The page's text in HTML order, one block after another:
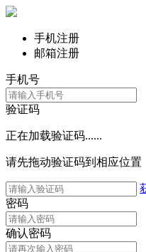
手机注册
邮箱注册
手机号
验证码
正在加载验证码......
请先拖动验证码到相应位置
密码
确认密码